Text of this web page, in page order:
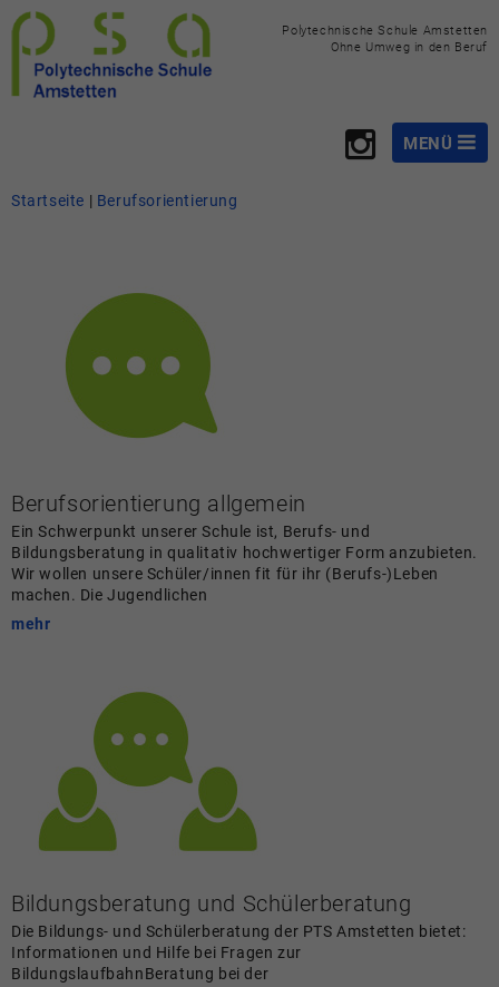
Polytechnische Schule Amstetten
Ohne Umweg in den Beruf
MENÜ
Berufsorientierung
Aktivitäten
Unsere Klassen
Startseite | Berufsorientierung
Berufsorientierung allgemein
Ein Schwerpunkt unserer Schule ist, Berufs- und
Bildungsberatung in qualitativ hochwertiger Form anzubieten.
Wir wollen unsere Schüler/innen fit für ihr (Berufs-)Leben
machen. Die Jugendlichen
mehr
Bildungsberatung und Schülerberatung
Die Bildungs- und Schülerberatung der PTS Amstetten bietet:
Informationen und Hilfe bei Fragen zur
BildungslaufbahnBeratung bei der